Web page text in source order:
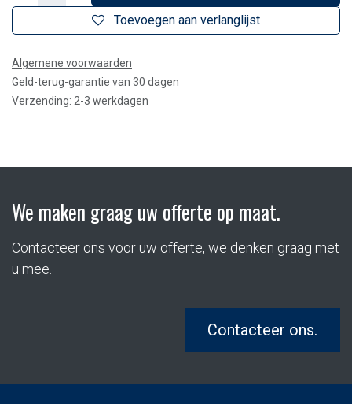
Toevoegen aan verlanglijst
Algemene voorwaarden
Geld-terug-garantie van 30 dagen
Verzending: 2-3 werkdagen
We maken graag uw offerte op maat.
Contacteer ons voor uw offerte, we denken graag met
u mee.
Contacteer ons.